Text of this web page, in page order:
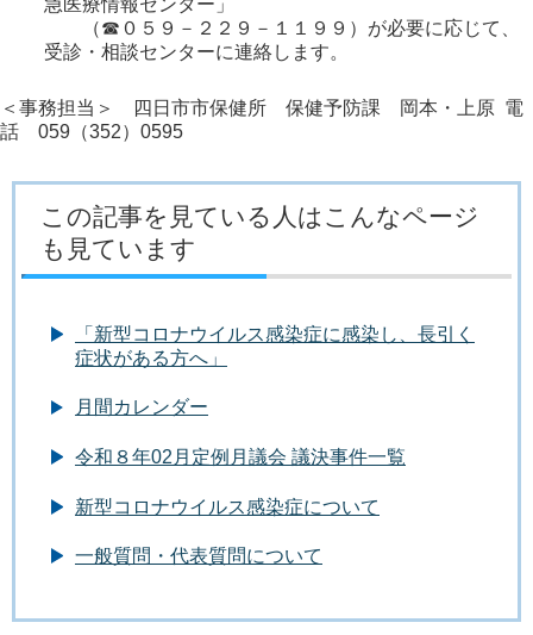
（☎０５９－２２９－１１９９）が必要に応じて、
受診・相談センターに連絡します。
＜事務担当＞ 四日市市保健所 保健予防課 岡本・上原 電
話 059（352）0595
この記事を見ている人はこんなページ
も見ています
「新型コロナウイルス感染症に感染し、長引く
症状がある方へ」
月間カレンダー
令和８年02月定例月議会 議決事件一覧
新型コロナウイルス感染症について
一般質問・代表質問について